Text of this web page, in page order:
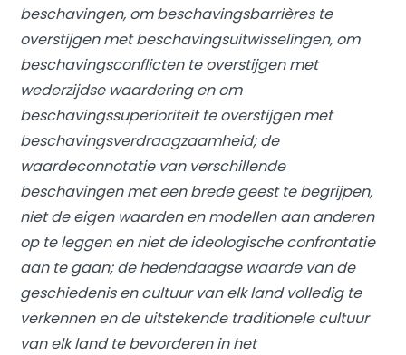
beschavingen, om beschavingsbarrières te
overstijgen met beschavingsuitwisselingen, om
beschavingsconflicten te overstijgen met
wederzijdse waardering en om
beschavingssuperioriteit te overstijgen met
beschavingsverdraagzaamheid; de
waardeconnotatie van verschillende
beschavingen met een brede geest te begrijpen,
niet de eigen waarden en modellen aan anderen
op te leggen en niet de ideologische confrontatie
aan te gaan; de hedendaagse waarde van de
geschiedenis en cultuur van elk land volledig te
verkennen en de uitstekende traditionele cultuur
van elk land te bevorderen in het